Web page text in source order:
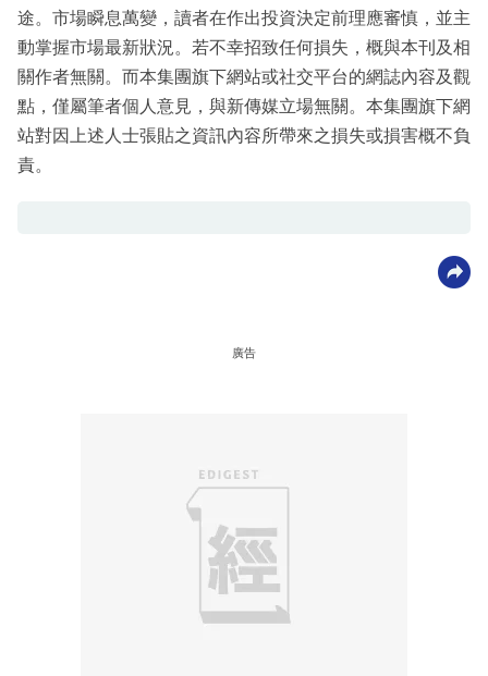
途。市場瞬息萬變，讀者在作出投資決定前理應審慎，並主
動掌握市場最新狀況。若不幸招致任何損失，概與本刊及相
關作者無關。而本集團旗下網站或社交平台的網誌內容及觀
點，僅屬筆者個人意見，與新傳媒立場無關。本集團旗下網
站對因上述人士張貼之資訊內容所帶來之損失或損害概不負
責。
廣告